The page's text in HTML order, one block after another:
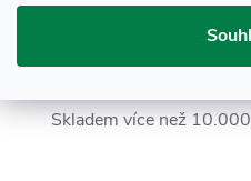
Skladem více než